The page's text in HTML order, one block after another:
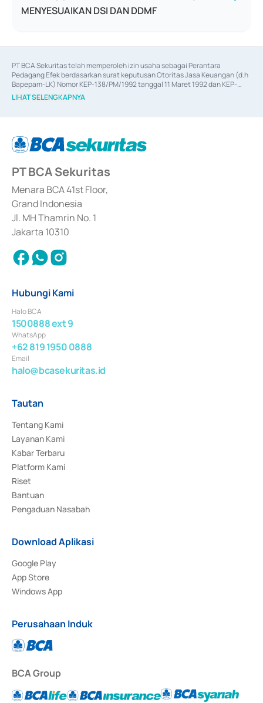
MENYESUAIKAN DSI DAN DDMF
PT BCA Sekuritas telah memperoleh izin usaha sebagai Perantara
Pedagang Efek berdasarkan surat keputusan Otoritas Jasa Keuangan (d.h
Bapepam-LK) Nomor KEP-138/PM/1992 tanggal 11 Maret 1992 dan KEP-
06/D.04/2014 tanggal 28 Februari 2014, izin usaha sebagai Penjamin Emisi
Efek berdasarkan surat keputusan Otoritas Jasa Keuangan Nomor KEP-
berdasarkan surat keputusan Otoritas Jasa Keuangan Nomor S-
67/PM.21/2017 tanggal 3 Februari 2017, dan beberapa izin usaha lainnya
Sertifikat Deposito di Pasar Uang yang izinnya diterbitkan pada tahun 2017
dan izin usaha lainnya dari Bank Indonesia sebagai Lembaga Pendukung
Penerbitan, Transaksi, serta Penatausahaan dan Penyelesaian Transaksi
Surat Berharga Komersial yang izinnya diterbitkan pada tahun 2018.
LIHAT SELENGKAPNYA
PT BCA Sekuritas
Menara BCA 41st Floor,
Grand Indonesia
Jl. MH Thamrin No. 1
Jakarta 10310
Hubungi Kami
Halo BCA
1500888 ext 9
WhatsApp
+62 819 1950 0888
Email
halo@bcasekuritas.id
Tautan
Tentang Kami
Layanan Kami
Kabar Terbaru
Platform Kami
Riset
Bantuan
Pengaduan Nasabah
Download Aplikasi
Google Play
App Store
Windows App
Perusahaan Induk
BCA Group